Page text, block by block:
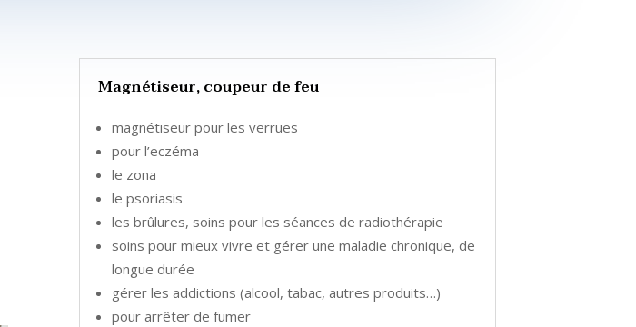
Magnétiseur, coupeur de feu
magnétiseur pour les verrues
pour l’eczéma
le zona
le psoriasis
les brûlures, soins pour les séances de radiothérapie
soins pour mieux vivre et gérer une maladie chronique, de
longue durée
gérer les addictions (alcool, tabac, autres produits…)
pour arrêter de fumer